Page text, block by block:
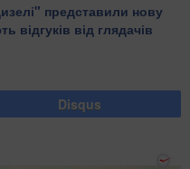
представили нову
відгуків від глядачів
Disqus